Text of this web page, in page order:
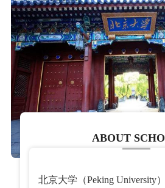
ABOUT
北京大学（Peking University